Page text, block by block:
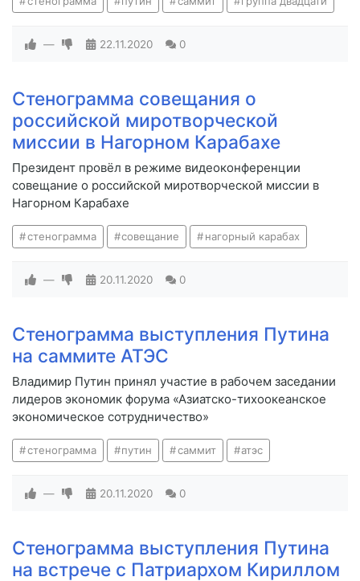
— 22.11.2020 0
Стенограмма совещания о
российской миротворческой
миссии в Нагорном Карабахе
Президент провёл в режиме видеоконференции
совещание о российской миротворческой миссии в
Нагорном Карабахе
стенограмма совещание нагорный карабах
— 20.11.2020 0
Стенограмма выступления Путина
на саммите АТЭС
Владимир Путин принял участие в рабочем заседании
лидеров экономик форума «Азиатско-тихоокеанское
экономическое сотрудничество»
стенограмма путин саммит атэс
— 20.11.2020 0
Стенограмма выступления Путина
на встрече с Патриархом Кириллом